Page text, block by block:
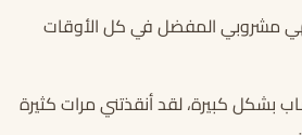
مشروبي المفضل في كل الأوقات
بشكل كبيرة، لقد أنقذتني مرات كثيرة